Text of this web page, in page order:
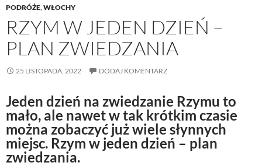
PODRÓŻE,WŁOCHY
RZYM W JEDEN DZIEŃ –
PLAN ZWIEDZANIA
25 LISTOPADA, 2022 DODAJ KOMENTARZ
Jeden dzień na zwiedzanie Rzymu to
mało, ale nawet w tak krótkim czasie
można zobaczyć już wiele słynnych
miejsc. Rzym w jeden dzień – plan
zwiedzania.